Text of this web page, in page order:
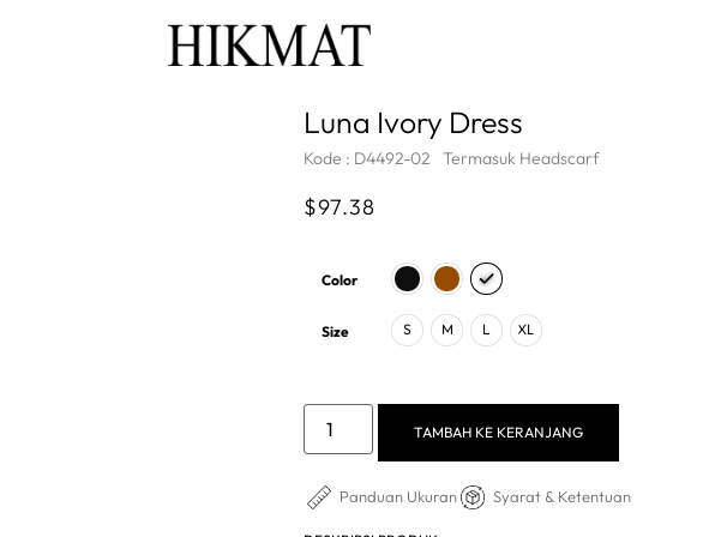
Luna Ivory Dress
Kode : D4492-02 Termasuk Headscarf
$97.38
Color
Size S M L XL
TAMBAH KE KERANJANG
Panduan Ukuran Syarat & Ketentuan